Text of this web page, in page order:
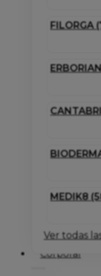
FILORGA
MEDIK8
Ver todas
Corporal